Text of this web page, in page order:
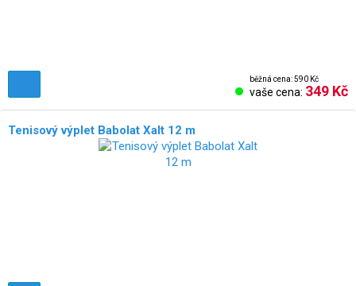
běžná cena: 590 Kč
vaše cena: 349 Kč
Tenisový výplet Babolat Xalt 12 m